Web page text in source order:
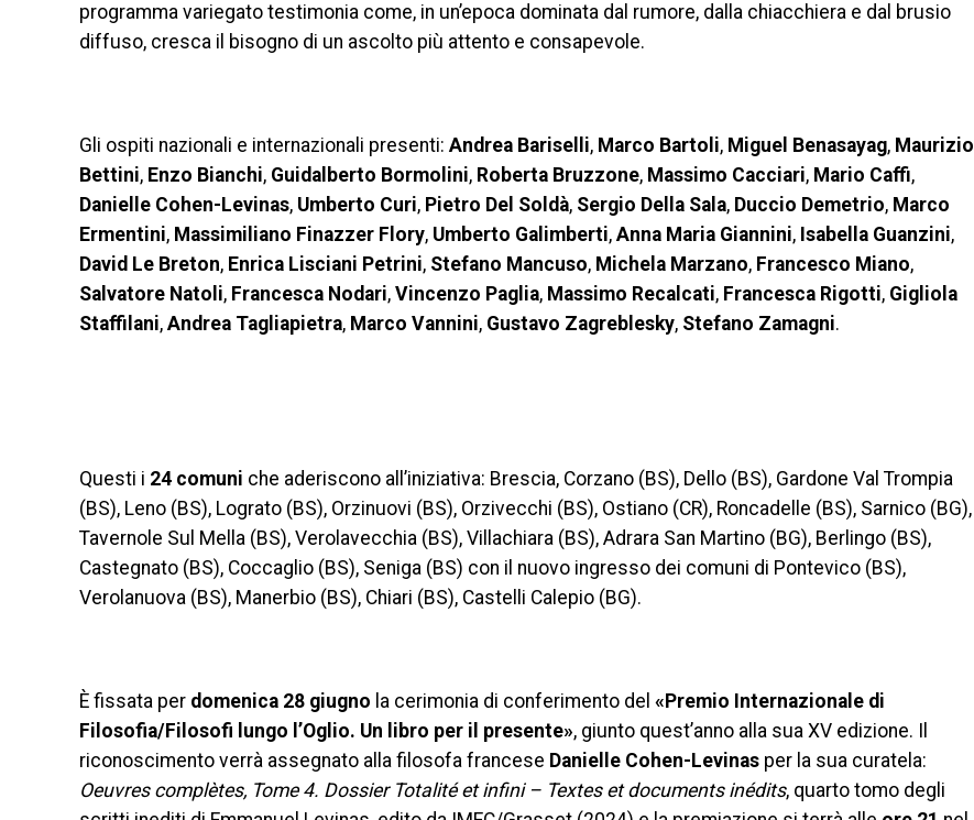
programma variegato testimonia come, in un’epoca dominata dal rumore, dalla chiacchiera e dal brusio
diffuso, cresca il bisogno di un ascolto più attento e consapevole.
Gli ospiti nazionali e internazionali presenti: Andrea Bariselli, Marco Bartoli, Miguel Benasayag, Maurizio
Bettini, Enzo Bianchi, Guidalberto Bormolini, Roberta Bruzzone, Massimo Cacciari, Mario Caffi,
Danielle Cohen-Levinas, Umberto Curi, Pietro Del Soldà, Sergio Della Sala, Duccio Demetrio, Marco
Ermentini, Massimiliano Finazzer Flory, Umberto Galimberti, Anna Maria Giannini, Isabella Guanzini,
David Le Breton, Enrica Lisciani Petrini, Stefano Mancuso, Michela Marzano, Francesco Miano,
Salvatore Natoli, Francesca Nodari, Vincenzo Paglia, Massimo Recalcati, Francesca Rigotti, Gigliola
Staffilani, Andrea Tagliapietra, Marco Vannini, Gustavo Zagreblesky, Stefano Zamagni.
Questi i 24 comuni che aderiscono all’iniziativa: Brescia, Corzano (BS), Dello (BS), Gardone Val Trompia
(BS), Leno (BS), Lograto (BS), Orzinuovi (BS), Orzivecchi (BS), Ostiano (CR), Roncadelle (BS), Sarnico (BG),
Tavernole Sul Mella (BS), Verolavecchia (BS), Villachiara (BS), Adrara San Martino (BG), Berlingo (BS),
Castegnato (BS), Coccaglio (BS), Seniga (BS) con il nuovo ingresso dei comuni di Pontevico (BS),
Verolanuova (BS), Manerbio (BS), Chiari (BS), Castelli Calepio (BG).
È fissata per domenica 28 giugno la cerimonia di conferimento del «Premio Internazionale di
Filosofia/Filosofi lungo l’Oglio. Un libro per il presente», giunto quest’anno alla sua XV edizione. Il
riconoscimento verrà assegnato alla filosofa francese Danielle Cohen-Levinas per la sua curatela:
Oeuvres complètes, Tome 4. Dossier Totalité et infini – Textes et documents inédits, quarto tomo degli